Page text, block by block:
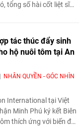
tổng số hài cốt liệt sĩ
tác thúc đẩy sinh
hộ nuôi tôm tại An
NHÂN QUYỀN - GÓC NHÌN
International tại Việt
Minh Phú ký kết Biên
thích ứng với biến đổi